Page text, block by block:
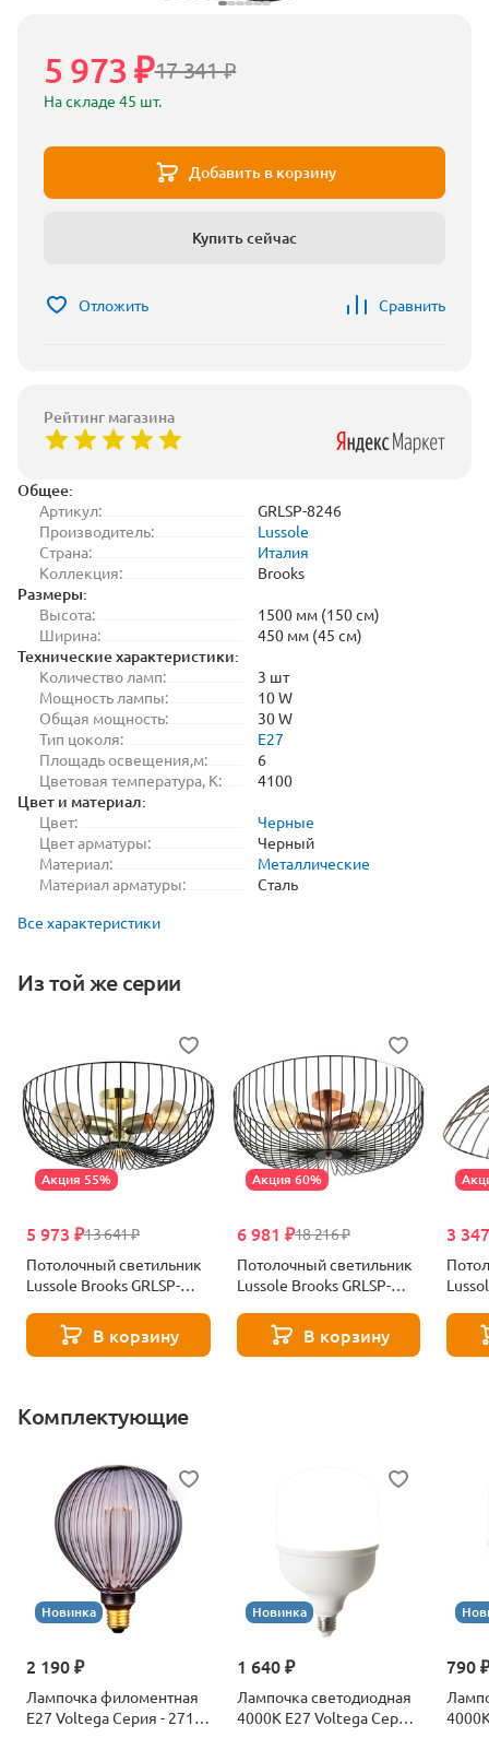
Общее:
Артикул:
GRLSP-8246
Производитель:
Lussole
Страна:
Италия
Коллекция:
Brooks
Размеры:
Высота:
1500 мм (150 см)
Ширина:
450 мм (45 см)
Технические характеристики:
Количество ламп:
3 шт
Мощность лампы:
10 W
Общая мощность:
30 W
Тип цоколя:
E27
Площадь освещения,м:
6
Цветовая температура, K:
4100
Цвет и материал:
Цвет:
Черные
Цвет арматуры:
Черный
Материал:
Металлические
Материал арматуры:
Сталь
Все характеристики
Из той же серии
Акция 55%
13 641 ₽
5 973 ₽
Потолочный светильник
Lussole Brooks GRLSP-
В корзину
Акция 60%
18 216 ₽
6 981 ₽
Потолочный светильник
Lussole Brooks GRLSP-
В корзину
3
Комплектующие
Новинка
2 190 ₽
Лампочка филоментная
Е27 Voltega Серия - 271
Новинка
1 640 ₽
Лампочка светодиодная
4000К Е27 Voltega Серия
790
17 341 ₽
5 973 ₽
На складе 45 шт.
Добавить в корзину
Купить сейчас
Отложить Сравнить
Рейтинг магазина